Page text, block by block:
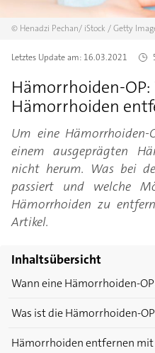
© Henadzi Pechan/ iStock / Getty
Letztes Update am: 16.03.2021
Hämorrhoiden-
Hämorrhoiden
Um eine
einem ausgeprägten
nicht herum. Was bei
passiert und welche
Hämorrhoiden zu
Artikel.
Inhaltsübersicht
Wann eine Hämorrhoiden-
Was ist die Hämorrhoiden-
Hämorrhoiden entfernen